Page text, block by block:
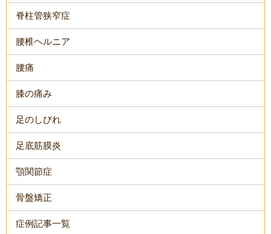
脊柱管狭窄症
腰椎ヘルニア
腰痛
膝の痛み
足のしびれ
足底筋膜炎
顎関節症
骨盤矯正
症例記事一覧